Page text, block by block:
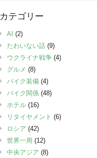
カテゴリー
AI (2)
たわいない話(9)
ウクライナ戦争(4)
グルメ (8)
バイク装備(4)
バイク関係(48)
ホテル(16)
リタイヤメント (6)
ロシア (42)
世界一周 (12)
中央アジア (8)